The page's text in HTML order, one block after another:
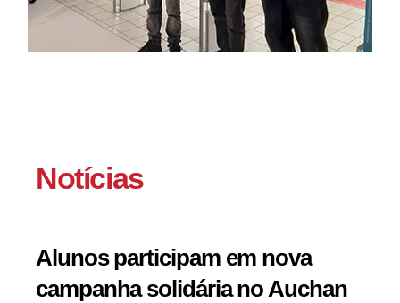
Notícias
Alunos participam em nova
campanha solidária no Auchan